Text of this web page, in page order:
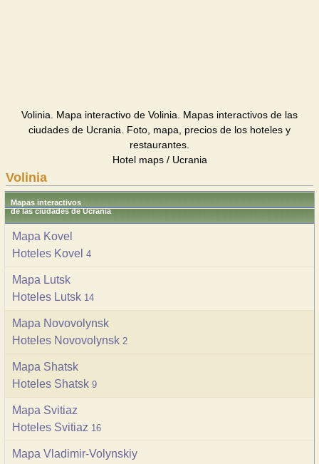
Volinia. Mapa interactivo de Volinia. Mapas interactivos de las
ciudades de Ucrania. Foto, mapa, precios de los hoteles y
restaurantes.
Hotel maps / Ucrania
Volinia
Mapas interactivos
de las ciudades de Ucrania
Mapa Kovel
Hoteles Kovel 4
Mapa Lutsk
Hoteles Lutsk 14
Mapa Novovolynsk
Hoteles Novovolynsk 2
Mapa Shatsk
Hoteles Shatsk 9
Mapa Svitiaz
Hoteles Svitiaz 16
Mapa Vladimir-Volynskiy